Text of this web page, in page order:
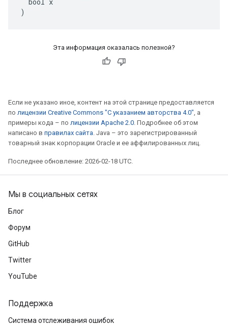
)
Эта информация оказалась полезной?
Если не указано иное, контент на этой странице предоставляется
по лицензии Creative Commons "С указанием авторства 4.0", а
примеры кода – по лицензии Apache 2.0. Подробнее об этом
написано в правилах сайта. Java – это зарегистрированный
товарный знак корпорации Oracle и ее аффилированных лиц.
Последнее обновление: 2026-02-18 UTC.
Мы в социальных сетях
Блог
Форум
GitHub
Twitter
YouTube
Поддержка
Система отслеживания ошибок